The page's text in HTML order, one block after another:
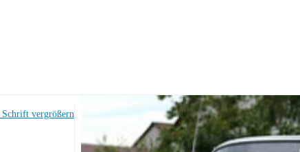
Schrift vergrößern